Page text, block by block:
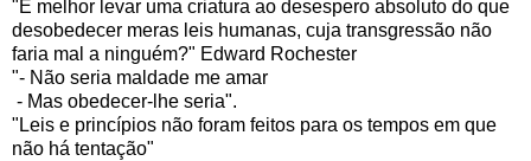
"É melhor levar uma criatura ao desespero absoluto do que
desobedecer meras leis humanas, cuja transgressão não
faria mal a ninguém?" Edward Rochester
"- Não seria maldade me amar
- Mas obedecer-lhe seria".
"Leis e princípios não foram feitos para os tempos em que
não há tentação"